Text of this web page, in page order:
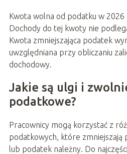
Kwota wolna od podatku w 2026
Dochody do tej kwoty nie
Kwota zmniejszająca podatek
uwzględniana przy obliczaniu
dochodowy.
Jakie są ulgi i
podatkowe?
Pracownicy mogą korzystać z
podatkowych, które zmniejszają
lub podatek należny. Do